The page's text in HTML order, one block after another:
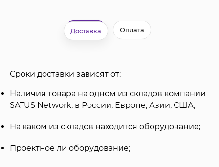
Доставка Оплата
Сроки доставки зависят от:
Наличия товара на одном из складов компании
SATUS Network, в России, Европе, Азии, США;
На каком из складов находится оборудование;
Проектное ли оборудование;